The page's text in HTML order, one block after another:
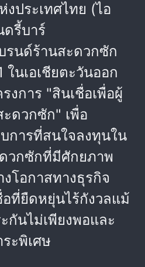
ประเทศไทย (ไอ
รี้บาร์
รนด์ร้านสะดวกซัก
ในเอเชียตะวันออก
งการ "สินเชื่อเพื่อผู้
ดวกซัก" เพื่อ
การที่สนใจลงทุนใน
วกซักที่มีศักยภาพ
โอกาสทางธุรกิจ
ที่ยืดหยุ่นไร้กังวลแม้
กันไม่เพียงพอและ
ะพิเศษ